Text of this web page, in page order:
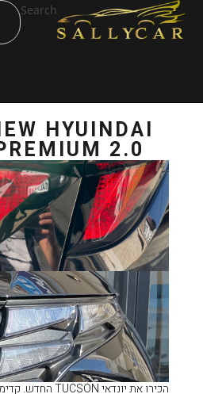
Search
THE ALL NEW
TUCSON